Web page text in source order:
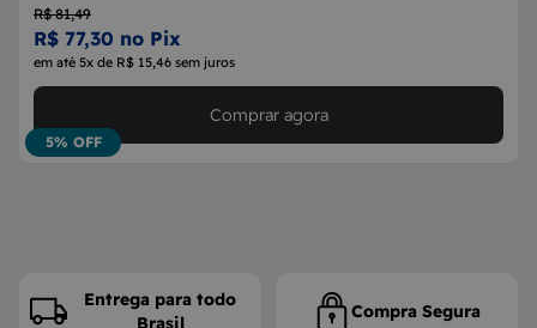
R$ 81,49
R$ 77,30 no Pix
em até 5x de R$ 15,46 sem juros
5% OFF
Comprar agora
Entrega para todo
Brasil
Compra Segura